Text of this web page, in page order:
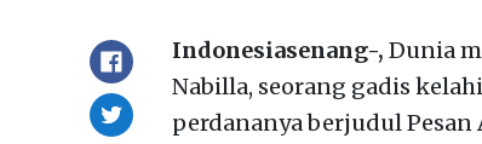
Indonesiasenang-, Dunia
Nabilla, seorang gadis
perdananya berjudul